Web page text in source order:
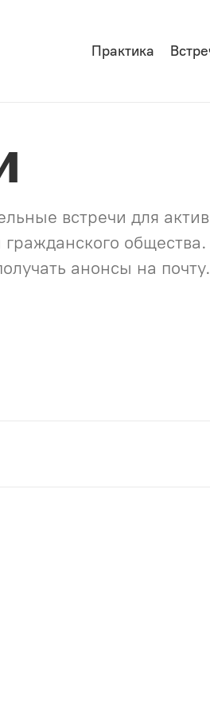
Практика
встречи для
гражданского
анонсы на почту.